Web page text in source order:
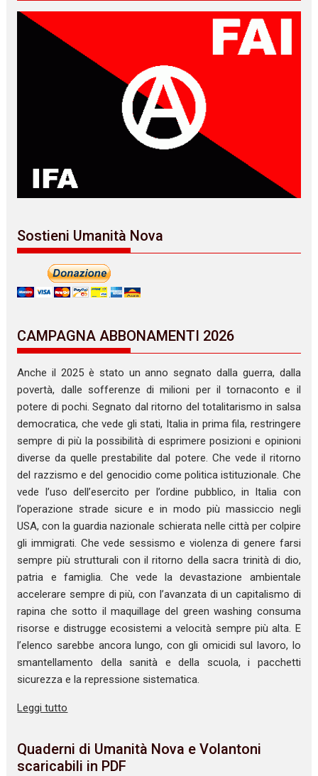
Sostieni Umanità Nova
CAMPAGNA ABBONAMENTI 2026
Anche il 2025 è stato un anno segnato dalla guerra, dalla
povertà, dalle sofferenze di milioni per il tornaconto e il
potere di pochi. Segnato dal ritorno del totalitarismo in salsa
democratica, che vede gli stati, Italia in prima fila, restringere
sempre di più la possibilità di esprimere posizioni e opinioni
diverse da quelle prestabilite dal potere. Che vede il ritorno
del razzismo e del genocidio come politica istituzionale. Che
vede l’uso dell’esercito per l’ordine pubblico, in Italia con
l’operazione strade sicure e in modo più massiccio negli
USA, con la guardia nazionale schierata nelle città per colpire
gli immigrati. Che vede sessismo e violenza di genere farsi
sempre più strutturali con il ritorno della sacra trinità di dio,
patria e famiglia. Che vede la devastazione ambientale
accelerare sempre di più, con l’avanzata di un capitalismo di
rapina che sotto il maquillage del green washing consuma
risorse e distrugge ecosistemi a velocità sempre più alta. E
l’elenco sarebbe ancora lungo, con gli omicidi sul lavoro, lo
smantellamento della sanità e della scuola, i pacchetti
sicurezza e la repressione sistematica.
Leggi tutto
Quaderni di Umanità Nova e Volantoni
scaricabili in PDF